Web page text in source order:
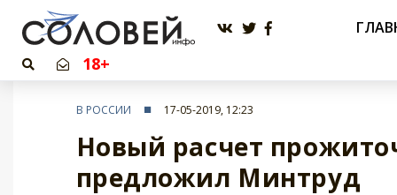
18+
В РОССИИ 17-05-2019, 12:23
Новый расчет
предложил Минтруд